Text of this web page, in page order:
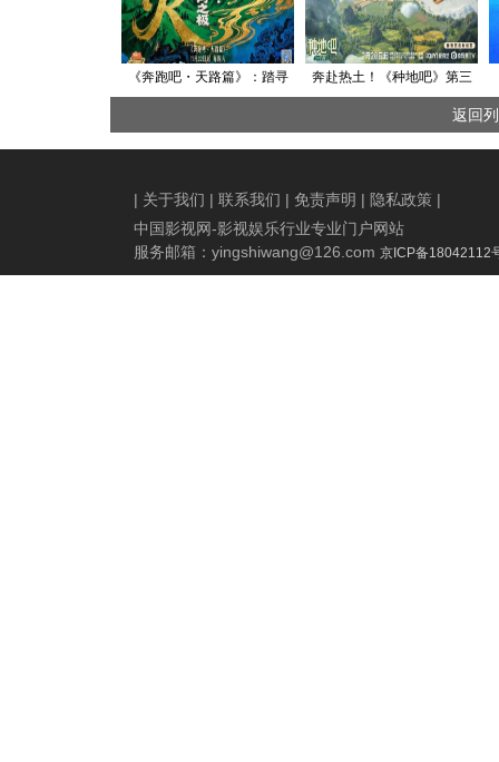
《奔跑吧・天路篇》：踏寻
者的坚守与担当
奔赴热土！《种地吧》第三
返回
| 关于我们 | 联系我们 | 免责声明 | 隐私政策 |
中国影视网-影视娱乐行业专业门户网站
服务邮箱： yingshiwang@126.com 京ICP备18042112